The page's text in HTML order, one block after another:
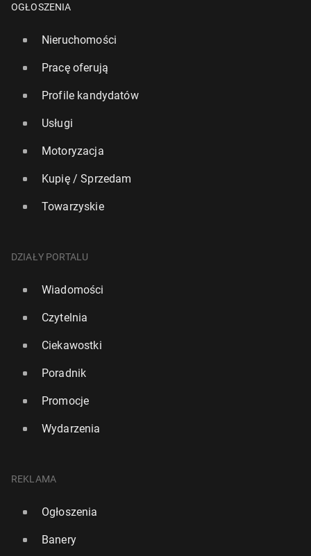
OGŁOSZENIA
Nieruchomości
Pracę oferują
Profile kandydatów
Usługi
Motoryzacja
Kupię / Sprzedam
Towarzyskie
DZIAŁY PORTALU
Wiadomości
Czytelnia
Ciekawostki
Poradnik
Promocje
Wydarzenia
REKLAMA
Ogłoszenia
Banery